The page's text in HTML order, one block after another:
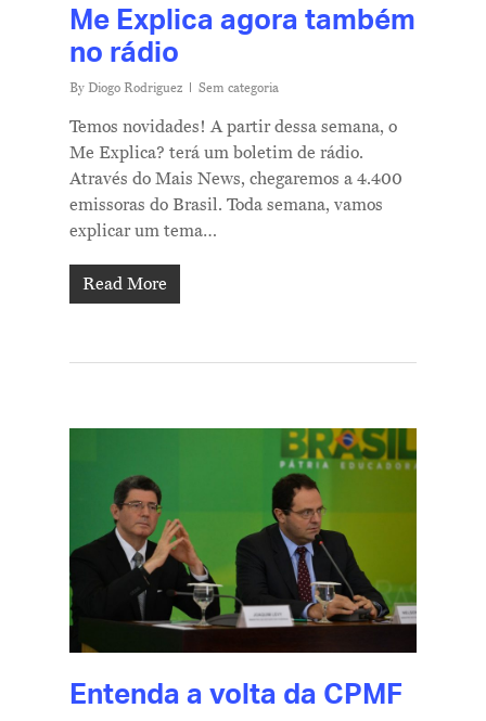
Me Explica agora também
no rádio
By Diogo Rodriguez Sem categoria
Temos novidades! A partir dessa semana, o
Me Explica? terá um boletim de rádio.
Através do Mais News, chegaremos a 4.400
emissoras do Brasil. Toda semana, vamos
explicar um tema…
Read More
Entenda a volta da CPMF